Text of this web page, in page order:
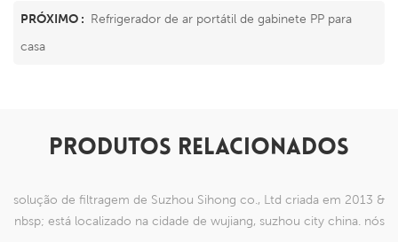
PRÓXIMO : Refrigerador de ar portátil de gabinete PP para
casa
PRODUTOS RELACIONADOS
solução de filtragem de Suzhou Sihong co., Ltd criada em 2013 &
nbsp; está localizado na cidade de wujiang, suzhou city china. nós